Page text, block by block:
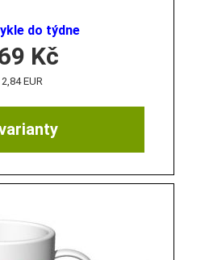
do týdne
Kč
2,84 EUR